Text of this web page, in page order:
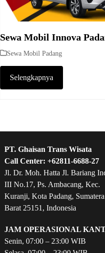
Sewa Mobil Innova
Sewa Mobil Padang
Selengkapnya
PT. Ghaisan Trans Wisata
Call Center: +62811-6688-27
Jl. Dr. Moh. Hatta Jl. Bariang
III No.17, Ps. Ambacang, Kec.
Kuranji, Kota Padang, Sumatera
Barat 25151, Indonesia
JAM OPERASIONAL
Senin, 07:00 – 23:00 WIB